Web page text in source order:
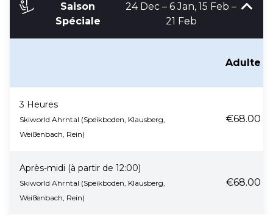
Saison
Spéciale
24 Dec – 6 Jan, 15 Feb –
21 Feb
Adulte
3 Heures
Skiworld Ahrntal (Speikboden, Klausberg,
Weißenbach, Rein)
€68.00
Après-midi (à partir de 12:00)
Skiworld Ahrntal (Speikboden, Klausberg,
Weißenbach, Rein)
€68.00